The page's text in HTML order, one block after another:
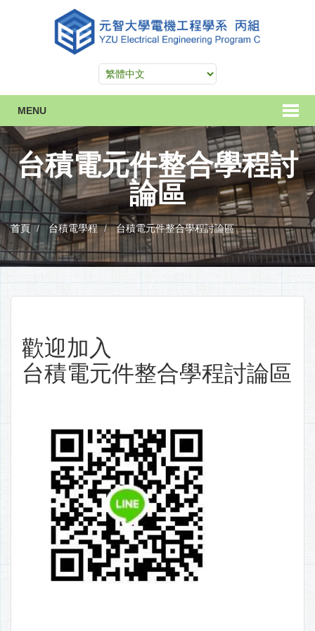
MENU
台積電元件整合學程討
論區
首頁 台積電學程 台積電元件整合學程討論區
歡迎加入
台積電元件整合學程討論區